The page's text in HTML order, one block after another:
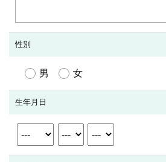
性別
男 女
生年月日